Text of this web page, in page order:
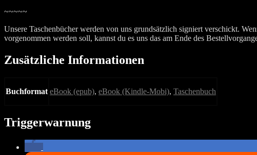
~~~~~
Unsere Taschenbücher werden von uns grundsätzlich signiert verschickt.
vorgenommen werden soll, kannst du es uns das am Ende des
Zusätzliche Informationen
Buchformat eBook (epub), eBook (Kindle-Mobi), Taschenbuch
Triggerwarnung